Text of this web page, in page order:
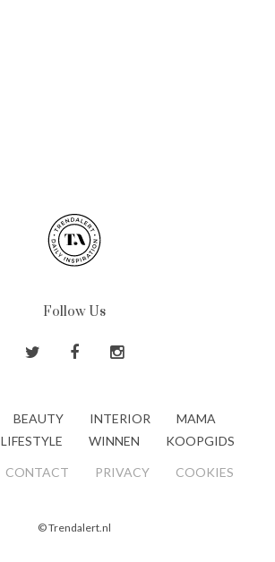
Follow Us
BEAUTY INTERIOR
MAMA
LIFESTYLE WINNEN KOOPGIDS
CONTACT PRIVACY COOKIES
© Trendalert.nl